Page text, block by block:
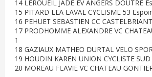
14 LEROUEIL JADE EV ANGERS DOUTRE
15 PITARD LEA LAVAL CYCLISME 53
16 PEHUET SEBASTIEN CC
17 PRODHOMME ALEXANDRE VC
1
18 GAZIAUX MATHEO DURTAL VELO
19 HOUDIN KAREN UNION CYCLISTE
20 MOREAU FLAVIE VC CHATEAU